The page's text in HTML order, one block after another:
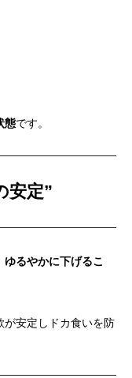
態です。
安定”
るやかに下げるこ
が安定しドカ食いを防